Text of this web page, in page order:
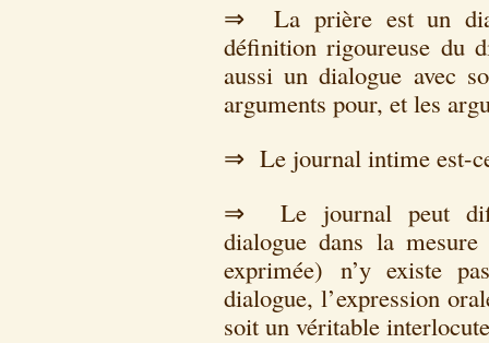
⇒ La prière est un
définition rigoureuse du
aussi un dialogue avec
arguments pour, et les
⇒ Le journal intime est-
⇒ Le journal peut
dialogue dans la
exprimée) n’y existe
dialogue, l’expression
soit un véritable